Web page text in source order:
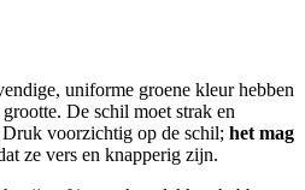
uniforme groene kleur hebben
De schil moet strak en
voorzichtig op de schil; het mag
ze vers en knapperig zijn.